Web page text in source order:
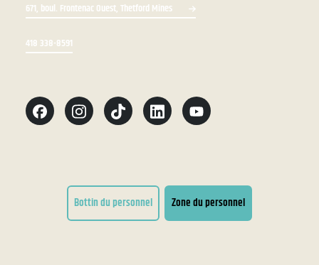
671, boul. Frontenac Ouest, Thetford Mines
418 338-8591
Bottin du personnel Zone du personnel